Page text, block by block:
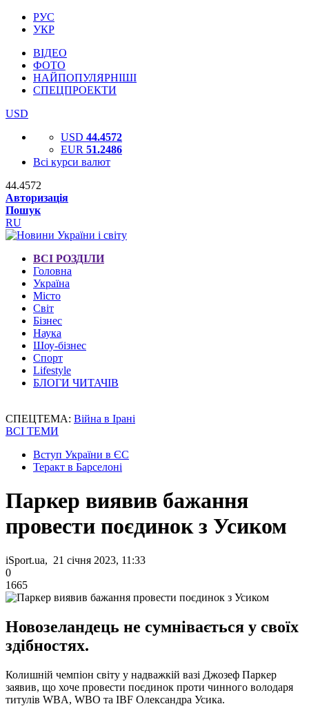
РУС
УКР
ВІДЕО
ФОТО
НАЙПОПУЛЯРНІШІ
СПЕЦПРОЕКТИ
USD
USD 44.4572
EUR 51.2486
Всі курси валют
44.4572
Авторизація
Пошук
RU
ВСІ РОЗДІЛИ
Головна
Україна
Місто
Світ
Бізнес
Наука
Шоу-бізнес
Спорт
Lifestyle
БЛОГИ ЧИТАЧІВ
СПЕЦТЕМА: Війна в Ірані
ВСІ ТЕМИ
Вступ України в ЄС
Теракт в Барселоні
Паркер виявив бажання
провести поєдинок з Усиком
iSport.ua, 21 січня 2023, 11:33
0
1665
Новозеландець не сумнівається у своїх
здібностях.
Колишній чемпіон світу у надважкій вазі Джозеф Паркер
заявив, що хоче провести поєдинок проти чинного володаря
титулів WBA, WBO та IBF Олександра Усика.